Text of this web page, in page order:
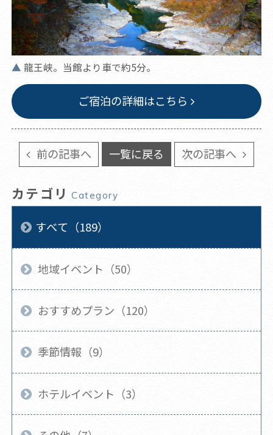
龍王峡。当館より車で約5分。
ご宿泊の詳細はこちら
前の記事へ 一覧に戻る 次の記事へ
カテゴリ Category
すべて（189）
地域イベント（50）
おすすめプラン（120）
季節情報（9）
ホテルイベント（3）